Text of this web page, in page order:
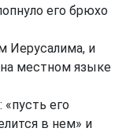
его брюхо
Иерусалима, и
местном языке
его
в нем» и